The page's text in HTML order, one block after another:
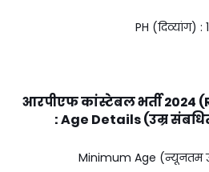
PH (दिव्यांग) :
आरपीएफ कांस्टेबल भर्ती 2024
:Age Details (उम्र
Minimum Age (न्यूनतम